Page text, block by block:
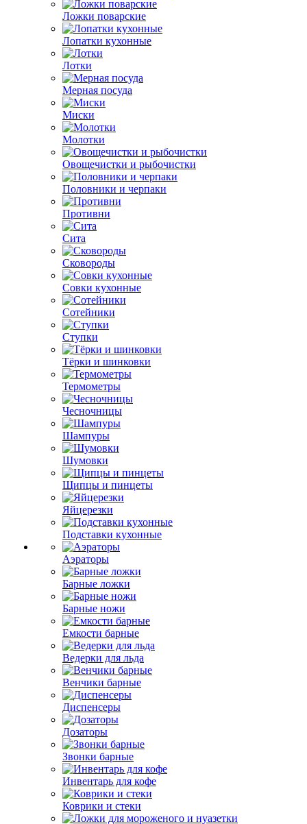
Ложки поварские
Лопатки кухонные
Лотки
Мерная посуда
Миски
Молотки
Овощечистки и рыбочистки
Половники и черпаки
Противни
Сита
Сковороды
Совки кухонные
Сотейники
Ступки
Тёрки и шинковки
Термометры
Чесночницы
Шампуры
Шумовки
Щипцы и пинцеты
Яйцерезки
Подставки кухонные
Аэраторы
Барные ложки
Барные ножи
Емкости барные
Ведерки для льда
Венчики барные
Диспенсеры
Дозаторы
Звонки барные
Инвентарь для кофе
Коврики и стеки